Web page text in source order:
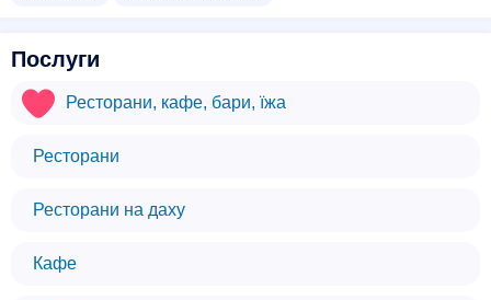
Послуги
Ресторани, кафе, бари, їжа
Ресторани
Ресторани на даху
Кафе